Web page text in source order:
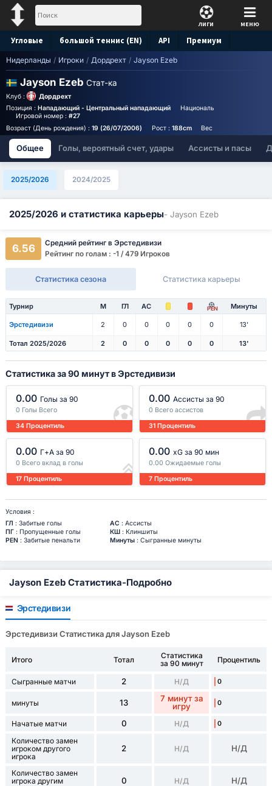
ЛИГИ МЕНЮ
Угловые большой теннис (EN) API Премиум
Прогноз
Нидерланды / Игроки / Дордрехт / Jayson Ezeb
Jayson Ezeb Стат-ка
Клуб :
Дордрехт
Позиция : Нападающий - Центральный нападающий Национальность :
Игровой номер : #27
Возраст (День рождения) : 19 (26/07/2006) Рост : 188cm Вес :
Общее Голы, вероятный счет, удары Ассисты и пасы
2025/2026 2024/2025
2025/2026 и статистика карьеры- Jayson Ezeb
6.56
Средний рейтинг в Эрстедивизи
Рейтинг по голам : -1 / 479 Игроков
Статистика сезона Статистика карьеры
Турнир М ГЛ АС PEN Минуты
Эрстедивизи 2 0 0 0 0 0 13'
Тотал 2025/2026 2 0 0 0 0 0 13'
Статистика за 90 минут в Эрстедивизи
0.00 Голы за 90
0 Голы Всего
34 Процентиль
0.00 Ассисты за 90
0 Всего ассистов
31 Процентиль
0.00 Г+A за 90
0 Всего вклад в голы
17 Процентиль
0.00 xG за 90 мин
0.00 Ожидаемые голы
7 Процентиль
Условия :
ГЛ : Забитые голы АС : Ассисты
ПГ: Пропущенные голы КШ: Клиншиты
PEN: Забитые пенальти Минуты: Сыгранные минуты
Jayson Ezeb Статистика-Подробно
Эрстедивизи
Эрстедивизи Статистика для Jayson Ezeb
Итого Тотал
Статистика
за 90 минут
Процентиль
Сыгранные матчи 2 Н/Д 0
минуты 13
7 минут за
игру
0
Начатые матчи 0 Н/Д 0
Количество замен
игроком другого
игрока
2 Н/Д Н/Д
Количество замен
игрока другим
0 Н/Д Н/Д